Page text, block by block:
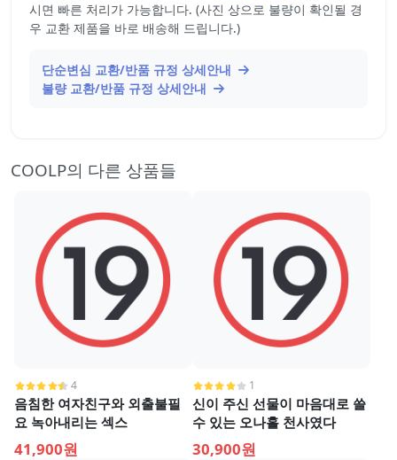
시면 빠른 처리가 가능합니다. (사진 상으로 불량이 확인될 경
우 교환 제품을 바로 배송해 드립니다.)
단순변심 교환/반품 규정 상세안내
불량 교환/반품 규정 상세안내
COOLP의 다른 상품들
4
음침한 여자친구와 외출불필
요 녹아내리는 섹스
41,900원
1
신이 주신 선물이 마음대로 쓸
수 있는 오나홀 천사였다
30,900원